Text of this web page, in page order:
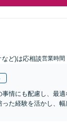
ど)は応相談営業時間
情にも配慮し、最
た経験を活かし、